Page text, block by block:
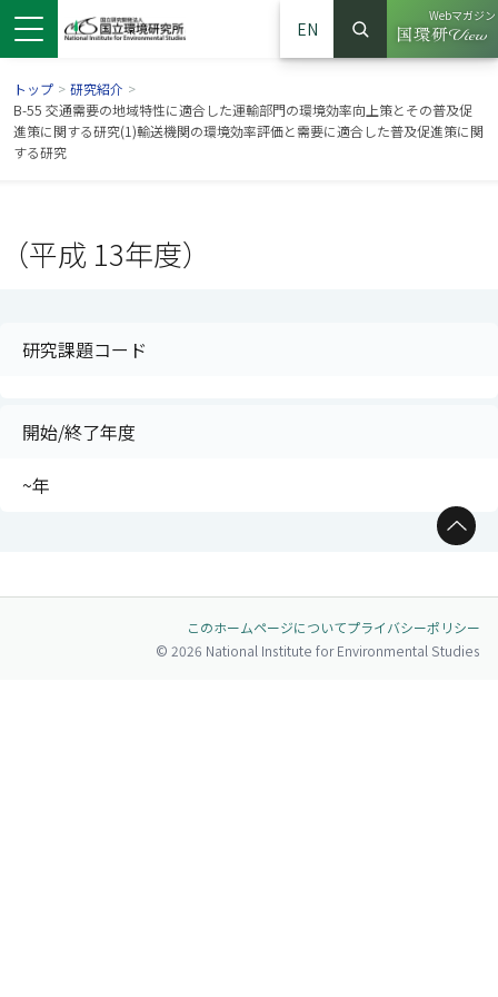
EN
サイト内検索
検索
Webマガジン
（別ウイ
トップ > 研究紹介 >
B-55 交通需要の地域特性に適合した運輸部門の環境効率向上策とその普及促
進策に関する研究(1)輸送機関の環境効率評価と需要に適合した普及促進策に関
する研究
（平成 13年度）
研究課題コード
開始/終了年度
~年
ページトップへ
このホームページについてプライバシーポリシー
© 2026 National Institute for Environmental Studies